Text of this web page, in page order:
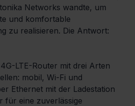
Networks wandte, um
und komfortable
zu realisieren. Die Antwort:
LTE-Router mit drei Arten
mobil, Wi-Fi und
Ethernet mit der Ladestation
für eine zuverlässige